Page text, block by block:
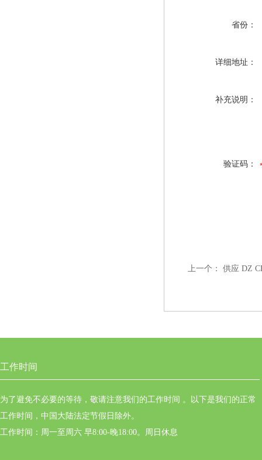
省份：
详细地址：
补充说明：
验证码：
上一个： 供应 DZ
工作时间
为了避免不必要的等待，敬请注意我们的工作时间 。以下是我们的正常
工作时间，中国大陆法定节假日除外。
工作时间：周一至周六 早8:00-晚18:00。周日休息